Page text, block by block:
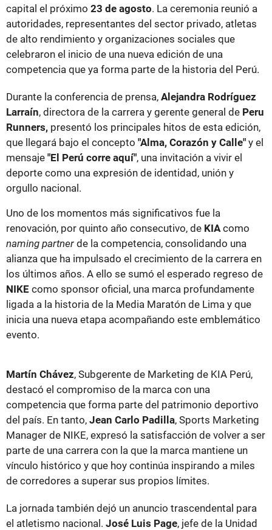
capital el próximo 23 de agosto. La ceremonia reunió a
autoridades, representantes del sector privado, atletas
de alto rendimiento y organizaciones sociales que
celebraron el inicio de una nueva edición de una
competencia que ya forma parte de la historia del Perú.
Durante la conferencia de prensa, Alejandra Rodríguez
Larraín, directora de la carrera y gerente general de Peru
Runners, presentó los principales hitos de esta edición,
que llegará bajo el concepto "Alma, Corazón y Calle" y el
mensaje "El Perú corre aquí", una invitación a vivir el
deporte como una expresión de identidad, unión y
orgullo nacional.
Uno de los momentos más significativos fue la
renovación, por quinto año consecutivo, de KIA como
naming partner de la competencia, consolidando una
alianza que ha impulsado el crecimiento de la carrera en
los últimos años. A ello se sumó el esperado regreso de
NIKE como sponsor oficial, una marca profundamente
ligada a la historia de la Media Maratón de Lima y que
inicia una nueva etapa acompañando este emblemático
evento.
Martín Chávez, Subgerente de Marketing de KIA Perú,
destacó el compromiso de la marca con una
competencia que forma parte del patrimonio deportivo
del país. En tanto, Jean Carlo Padilla, Sports Marketing
Manager de NIKE, expresó la satisfacción de volver a ser
parte de una carrera con la que la marca mantiene un
vínculo histórico y que hoy continúa inspirando a miles
de corredores a superar sus propios límites.
La jornada también dejó un anuncio trascendental para
el atletismo nacional. José Luis Page, jefe de la Unidad